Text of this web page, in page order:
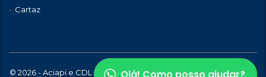
Cartaz
© 2026 - Aciapi e CDL de Ipatinga | Todos os direitos reservados |
Olá! Como posso ajudar?